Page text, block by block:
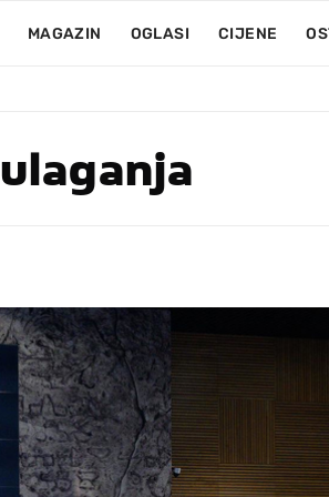
MAGAZIN OGLASI CIJENE
ulaganja